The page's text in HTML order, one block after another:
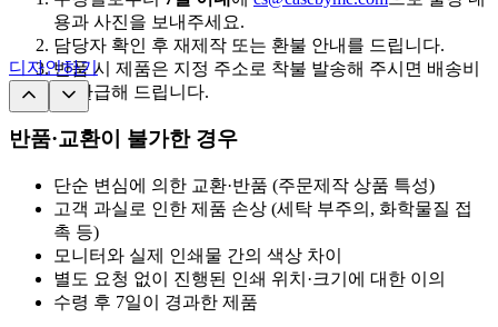
용과 사진을 보내주세요.
담당자 확인 후 재제작 또는 환불 안내를 드립니다.
반품 시 제품은 지정 주소로 착불 발송해 주시면 배송비
를 환급해 드립니다.
반품·교환이 불가한 경우
단순 변심에 의한 교환·반품 (주문제작 상품 특성)
고객 과실로 인한 제품 손상 (세탁 부주의, 화학물질 접
촉 등)
모니터와 실제 인쇄물 간의 색상 차이
별도 요청 없이 진행된 인쇄 위치·크기에 대한 이의
수령 후 7일이 경과한 제품
디자인하기